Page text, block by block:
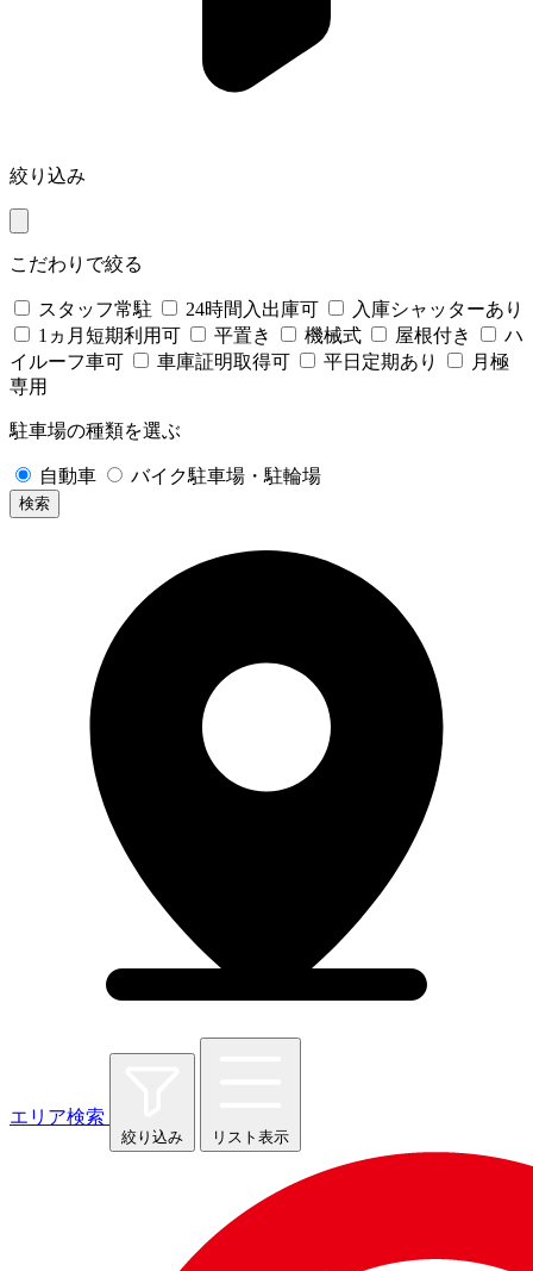
絞り込み
こだわりで絞る
スタッフ常駐 24時間入出庫可
入庫シャッターあり
1ヵ月短期利用可
平置き 機械式 屋根付き
ハ
イルーフ車可
車庫証明取得可 平日定期あり
月極
専用
駐車場の種類を選ぶ
自動車 バイク駐車場・駐輪場
検索
エリア検索
絞り込み リスト表示